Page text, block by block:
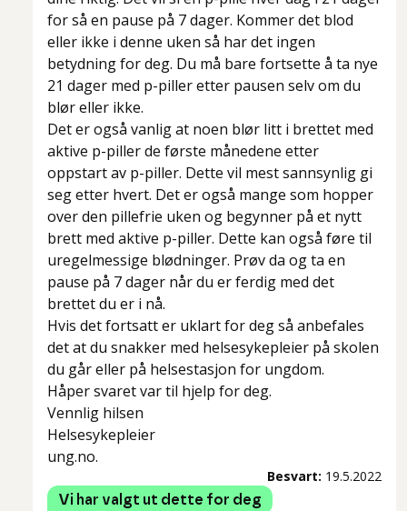
for så en pause på 7 dager. Kommer det blod
eller ikke i denne uken så har det ingen
betydning for deg. Du må bare fortsette å ta nye
21 dager med p-piller etter pausen selv om du
blør eller ikke.
Det er også vanlig at noen blør litt i brettet med
aktive p-piller de første månedene etter
oppstart av p-piller. Dette vil mest sannsynlig gi
seg etter hvert. Det er også mange som hopper
over den pillefrie uken og begynner på et nytt
brett med aktive p-piller. Dette kan også føre til
uregelmessige blødninger. Prøv da og ta en
pause på 7 dager når du er ferdig med det
brettet du er i nå.
Hvis det fortsatt er uklart for deg så anbefales
det at du snakker med helsesykepleier på skolen
du går eller på helsestasjon for ungdom.
Håper svaret var til hjelp for deg.
Vennlig hilsen
Helsesykepleier
ung.no.
Besvart: 19.5.2022
Vi har valgt ut dette for deg